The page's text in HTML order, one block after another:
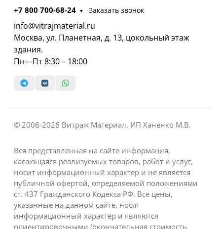
+7 800 700-68-24 Заказать звонок
info@vitrajmaterial.ru
Москва, ул. Планетная, д. 13, цокольный этаж
здания.
Пн—Пт 8:30 – 18:00
© 2006-2026 Витраж Материал, ИП Ханенко М.В.
Вся представленная на сайте информация,
касающаяся реализуемых товаров, работ и услуг,
носит информационный характер и не является
публичной офертой, определяемой положениями
ст. 437 Гражданского Кодекса РФ. Все цены,
указанные на данном сайте, носят
информационный характер и являются
ориентировочными (окончательная стоимость